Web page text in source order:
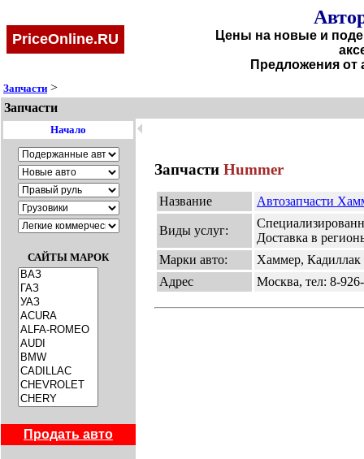
PriceOnline.RU
Цены на новые и
Предложения от
Запчасти >
Запчасти
Начало
САЙТЫ МАРОК
Продать авто
🞀
Запчасти Hummer
Название Автозапчасти
Виды услуг:
Доставка в
Марки авто:
Хаммер, Кадиллак
Адрес
Москва, тел: 8-